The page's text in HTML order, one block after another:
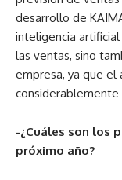
desarrollo de
inteligencia
las ventas, sino
empresa, ya que el
considerablemente
-¿Cuáles son los
próximo año?